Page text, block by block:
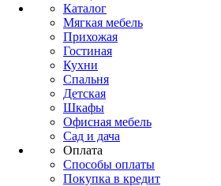
Каталог
Мягкая мебель
Прихожая
Гостиная
Кухни
Спальня
Детская
Шкафы
Офисная мебель
Сад и дача
Оплата
Способы оплаты
Покупка в кредит